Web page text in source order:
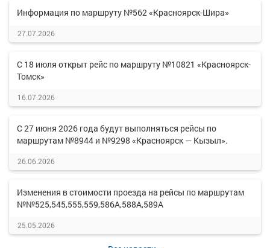
Информация по маршруту №562 «Красноярск-Шира»
27.07.2026
С 18 июля открыт рейс по маршруту №10821 «Красноярск-
Томск»
16.07.2026
С 27 июня 2026 года будут выполняться рейсы по
маршрутам №8944 и №9298 «Красноярск — Кызыл».
26.06.2026
Изменения в стоимости проезда на рейсы по маршрутам
№№525,545,555,559,586А,588А,589А
25.05.2026